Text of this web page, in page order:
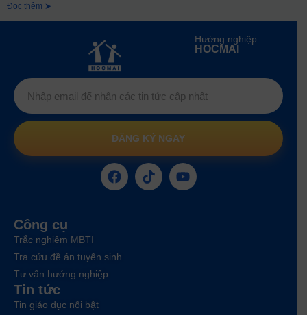
Đọc thêm ➤
Hướng nghiệp
HOCMAI
ĐĂNG KÝ NGAY
Công cụ
Trắc nghiệm MBTI
Tra cứu đề án tuyển sinh
Tư vấn hướng nghiệp
Tin tức
Tin giáo dục nổi bật